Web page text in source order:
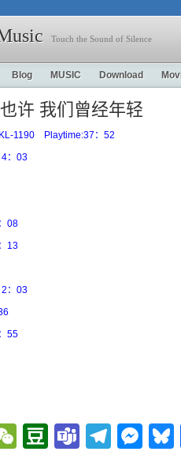
Touch the Sound of Silence
Blog MUSIC Download
许 我们曾经年轻
KL-1190 Playtime:37：52
4：03
08
13
2：03
55
WeChat
Douban
Teams